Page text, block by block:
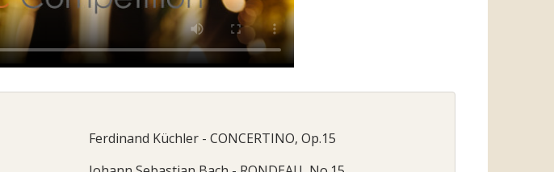
Ferdinand Küchler - CONCERTINO, Op.15